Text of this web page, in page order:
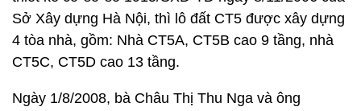
Sở Xây dựng Hà Nội, thì lô đất CT5 được xây dựng
4 tòa nhà, gồm: Nhà CT5A, CT5B cao 9 tầng, nhà
CT5C, CT5D cao 13 tầng.
Ngày 1/8/2008, bà Châu Thị Thu Nga và ông